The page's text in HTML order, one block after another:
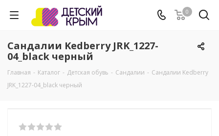
0
Сандалии Kedberry JRK_1227-
04_black черный
Главная - Каталог - Детская обувь - Сандалии - Сандалии Kedberry
JRK_1227-04_black черный